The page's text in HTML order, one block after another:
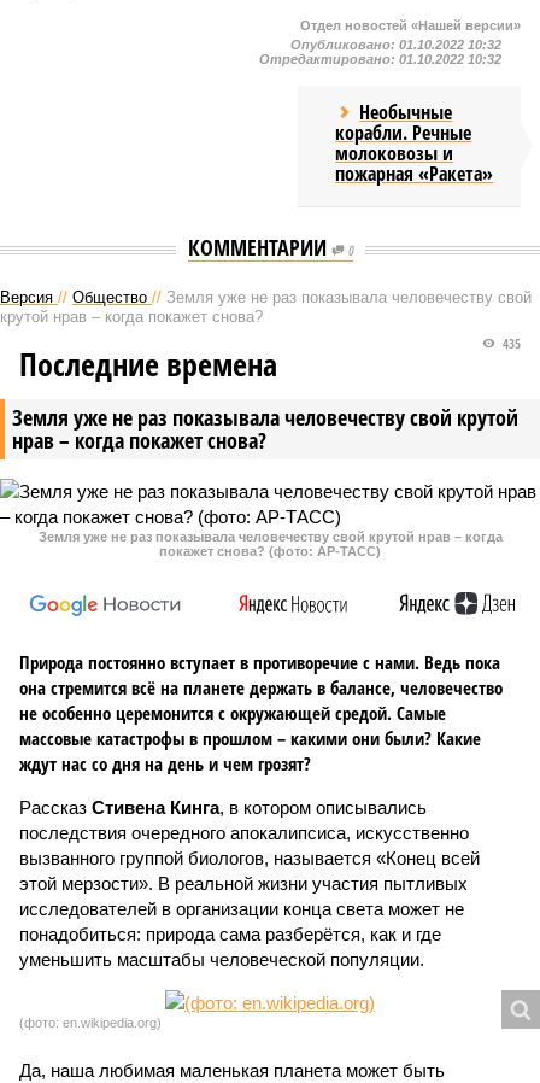
Отдел новостей «Нашей версии»
Опубликовано: 01.10.2022 10:32
Отредактировано: 01.10.2022 10:32
Необычные
корабли. Речные
молоковозы и
пожарная «Ракета»
КОММЕНТАРИИ 0
Версия // Общество // Земля уже не раз показывала человечеству свой
крутой нрав – когда покажет снова?
Земля уже не раз показывала человечеству свой крутой
нрав – когда покажет снова?
435
Последние времена
Земля уже не раз показывала человечеству свой крутой нрав – когда
покажет снова? (фото: АР-ТАСС)
Природа постоянно вступает в противоречие с нами. Ведь пока
она стремится всё на планете держать в балансе, человечество
не особенно церемонится с окружающей средой. Самые
массовые катастрофы в прошлом – какими они были? Какие
ждут нас со дня на день и чем грозят?
Рассказ Стивена Кинга, в котором описывались
последствия очередного апокалипсиса, искусственно
вызванного группой биологов, называется «Конец всей
этой мерзости». В реальной жизни участия пытливых
исследователей в организации конца света может не
понадобиться: природа сама разберётся, как и где
уменьшить масштабы человеческой популяции.
(фото: en.wikipedia.org)
Да, наша любимая маленькая планета может быть